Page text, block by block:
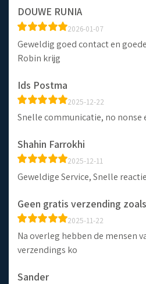
DOUWE RUNIA
2026-01-07
Geweldig goed contact en
Robin krijg
Ids Postma
2025-12-22
Snelle communicatie, no nonse
Shahin Farrokhi
2025-12-11
Geweldige Service, Snelle
Geen gratis verzending
2025-11-22
Na overleg hebben de mensen
verzendings ko
Sander